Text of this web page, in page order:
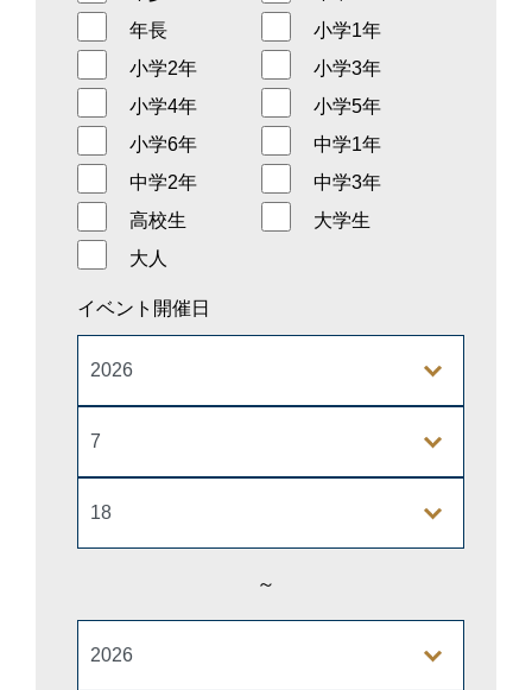
年長
小学1年
小学2年
小学3年
小学4年
小学5年
小学6年
中学1年
中学2年
中学3年
高校生
大学生
大人
イベント開催日
～